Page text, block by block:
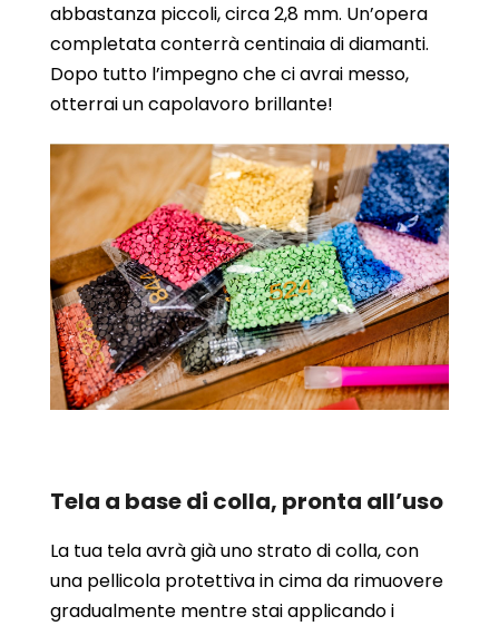
abbastanza piccoli, circa 2,8 mm. Un’opera
completata conterrà centinaia di diamanti.
Dopo tutto l’impegno che ci avrai messo,
otterrai un capolavoro brillante!
Tela a base di colla, pronta all’uso
La tua tela avrà già uno strato di colla, con
una pellicola protettiva in cima da rimuovere
gradualmente mentre stai applicando i